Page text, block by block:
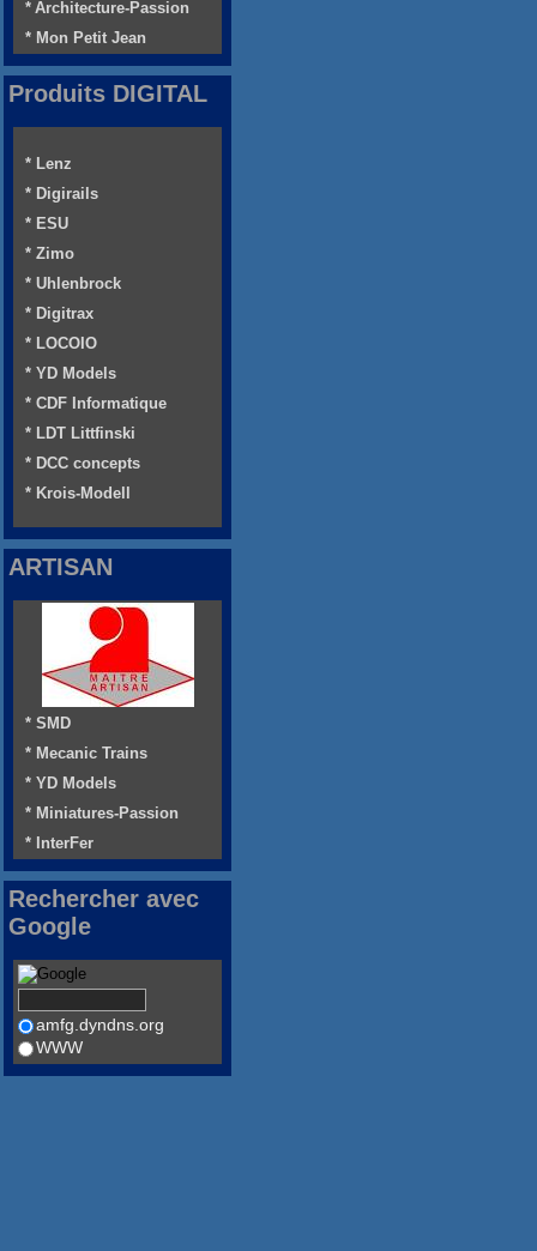
* Architecture-Passion
* Mon Petit Jean
Produits DIGITAL
* Lenz
* Digirails
* ESU
* Zimo
* Uhlenbrock
* Digitrax
* LOCOIO
* YD Models
* CDF Informatique
* LDT Littfinski
* DCC concepts
* Krois-Modell
ARTISAN
* SMD
* Mecanic Trains
* YD Models
* Miniatures-Passion
* InterFer
Rechercher avec
Google
amfg.dyndns.org
WWW